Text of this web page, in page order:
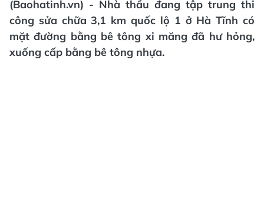
(Baohatinh.vn) - Nhà thầu đang tập trung thi
công sửa chữa 3,1 km quốc lộ 1 ở Hà Tĩnh có
mặt đường bằng bê tông xi măng đã hư hỏng,
xuống cấp bằng bê tông nhựa.